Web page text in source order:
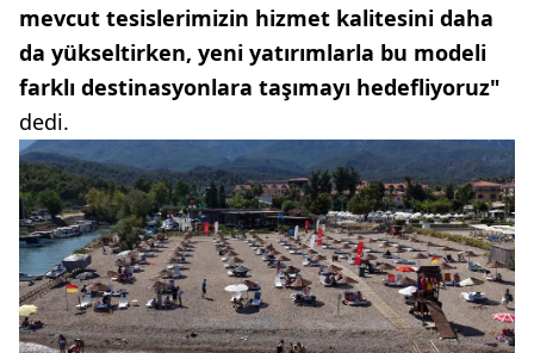
mevcut tesislerimizin hizmet kalitesini daha
da yükseltirken, yeni yatırımlarla bu modeli
farklı destinasyonlara taşımayı hedefliyoruz"
dedi.